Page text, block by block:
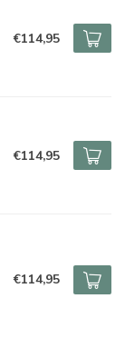
€114,95
€114,95
€114,95